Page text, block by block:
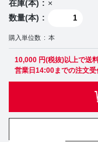
在庫(本)
×
数量(本)
購入単位数 本
10,000 円(税抜)以上で送
営業日14:00までの注文